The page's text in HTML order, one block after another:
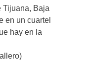
Tijuana, Baja
en un cuartel
hay en la